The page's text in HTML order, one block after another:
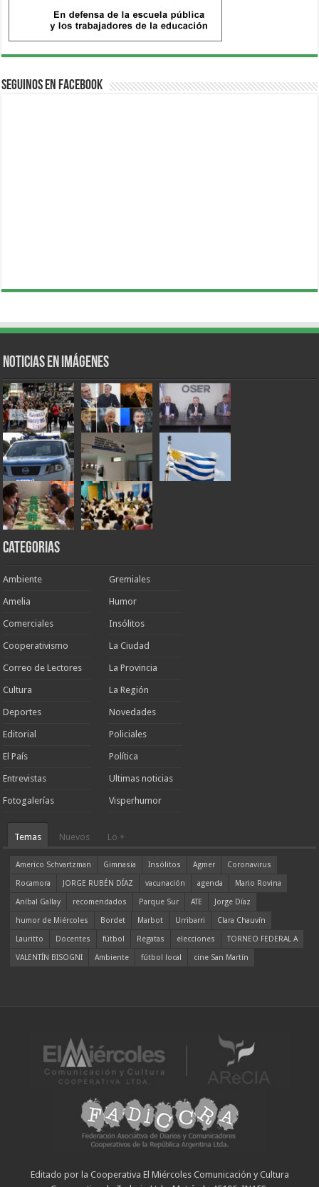
Seguinos en Facebook
Noticias en Imágenes
Categorias
Ambiente
Amelia
Comerciales
Cooperativismo
Correo de Lectores
Cultura
Deportes
Editorial
El País
Entrevistas
Fotogalerías
Gremiales
Humor
Insólitos
La Ciudad
La Provincia
La Región
Novedades
Policiales
Política
Ultimas noticias
Visperhumor
Temas Nuevos Lo +
Americo Schvartzman Gimnasia Insólitos Agmer
Coronavirus
Rocamora
JORGE RUBÉN DÍAZ vacunación agenda
Mario Rovina
Aníbal Gallay
recomendados Parque Sur ATE
Jorge Díaz
humor de Miércoles
Bordet Marbot Urribarri
Clara Chauvín
Lauritto
Docentes fútbol Regatas elecciones
TORNEO FEDERAL A
VALENTÍN BISOGNI
Ambiente fútbol local cine San Martín
Editado por la Cooperativa El Miércoles Comunicación y Cultura